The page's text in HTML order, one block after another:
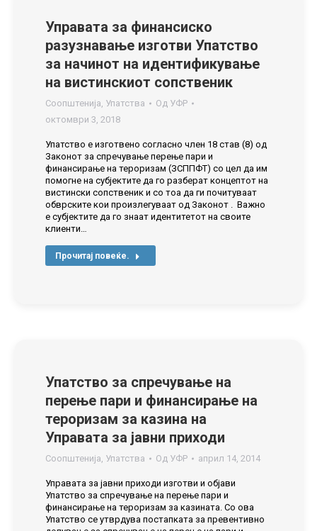
Управата за финансиско
разузнавање изготви Упатство
за начинот на идентификување
на вистинскиот сопственик
Соопштенија, Упатства Од УФР
октомври 3, 2018
Упатство е изготвено согласно член 18 став (8) од
Законот за спречување перење пари и
финансирање на тероризам (ЗСППФТ) со цел да им
помогне на субјектите да го разберат концептот на
вистински сопственик и со тоа да ги почитуваат
обврските кои произлегуваат од Законот . Важно
е субјектите да го знаат идентитетот на своите
клиенти…
Прочитај повеќе.
Упатство за спречување на
перење пари и финансирање на
тероризам за казина на
Управата за јавни приходи
Соопштенија, Упатства Од УФР април 14, 2014
Управата за јавни приходи изготви и објави
Упатство за спречување на перење пари и
финансирање на тероризам за казината. Со ова
Упатство се утврдува постапката за превентивно